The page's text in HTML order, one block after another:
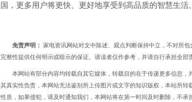
国，更多用户将更快、更好地享受到高品质的智慧生活。
免责声明： 家电资讯网站对文中陈述、观点判断保持中立，不对所
完整性提供任何明示或暗示的保证。请读者仅作参考，并请自行承担全部
本网站有部分内容均转载自其它媒体，转载目的在于传递更多信息，
其真实性负责，本网站无法鉴别所上传图片或文字的知识版权，本站所转
性质，如果侵犯，请及时通知我们，本网站将在第一时间及时删除，不承